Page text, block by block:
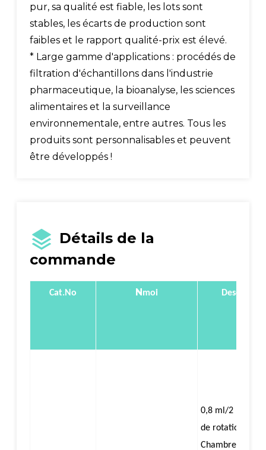
pur, sa qualité est fiable, les lots sont
stables, les écarts de production sont
faibles et le rapport qualité-prix est élevé.
* Large gamme d'applications : procédés de
filtration d'échantillons dans l'industrie
pharmaceutique, la bioanalyse, les sciences
alimentaires et la surveillance
environnementale, entre autres. Tous les
produits sont personnalisables et peuvent
être développés !
Détails de la
commande
Cat.No Nmoi
0,8 ml/2 ml
de rotation
Chambre à air